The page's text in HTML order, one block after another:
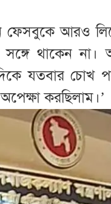
ফেসবুকে আরও
থাকেন
যতবার
করছিলাম।’